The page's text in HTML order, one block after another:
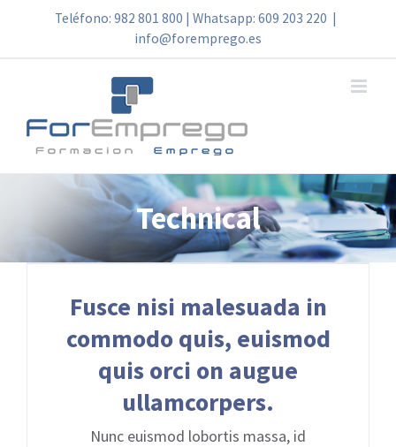
Teléfono: 982 801 800 | Whatsapp: 609 203 220
info@foremprego.es
Technical
Fusce nisi malesuada in
commodo quis, euismod
quis orci on augue
ullamcorpers.
Nunc euismod lobortis massa, id